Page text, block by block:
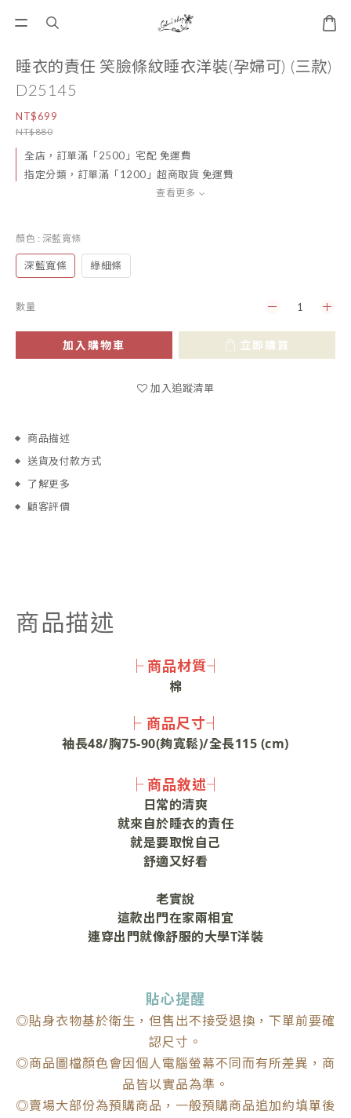
睡衣的責任 笑臉條紋睡衣洋裝(孕婦可) (三款)
D25145
NT$699
NT$880
全店，訂單滿「2500」宅配 免運費
指定分類，訂單滿「1200」超商取貨 免運費
查看更多
顏色 : 深藍寬條
深藍寬條 綠細條
數量
加入購物車 立即購買
加入追蹤清單
商品描述
送貨及付款方式
了解更多
顧客評價
商品描述
├ 商品材質┤
棉
├ 商品尺寸┤
袖長48/胸75-90(夠寬鬆)/全長115 (cm)
├ 商品敘述┤
日常的清爽
就來自於睡衣的責任
就是要取悅自己
舒適又好看
老實說
這款出門在家兩相宜
連穿出門就像舒服的大學T洋裝
貼心提醒
◎貼身衣物基於衛生，但售出不接受退換，下單前要確
認尺寸。
◎商品圖檔顏色會因個人電腦螢幕不同而有所差異，商
品皆以實品為準。
◎賣場大部份為預購商品，一般預購商品追加約填單後